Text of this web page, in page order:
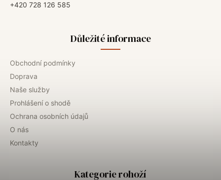
+420 728 126 585
Důležité informace
Obchodní podmínky
Doprava
Naše služby
Prohlášení o shodě
Ochrana osobních údajů
O nás
Kontakty
Kategorie rohoží